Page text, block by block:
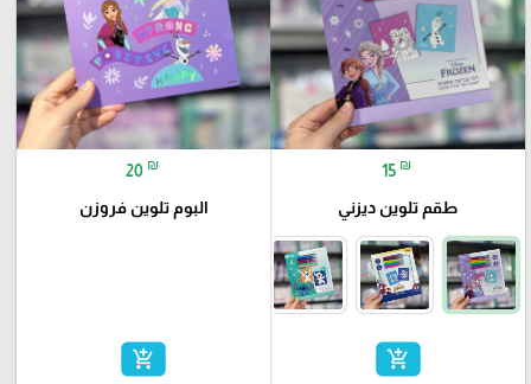
15 ₪
طقم تلوين ديزني
add_shopping_cart
20 ₪
البوم تلوين فروزن
add_shopping_cart